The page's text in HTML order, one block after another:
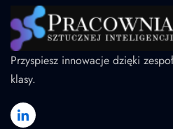
Przyspiesz innowacje dzięki
klasy.